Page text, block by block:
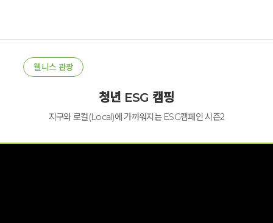
웰니스 관광
청년 ESG 캠핑
지구와 로컬(Local)에 가까워지는 ESG캠페인 시즌2